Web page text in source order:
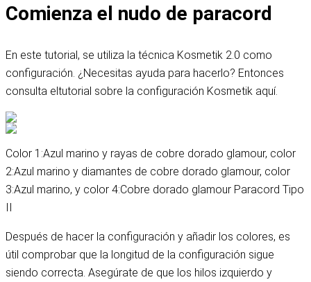
Comienza el nudo de paracord
En este tutorial, se utiliza la técnica Kosmetik 2.0 como
configuración. ¿Necesitas ayuda para hacerlo? Entonces
consulta eltutorial sobre la configuración Kosmetik aquí.
Color 1:Azul marino y rayas de cobre dorado glamour, color
2:Azul marino y diamantes de cobre dorado glamour, color
3:Azul marino, y color 4:Cobre dorado glamour Paracord Tipo
II
Después de hacer la configuración y añadir los colores, es
útil comprobar que la longitud de la configuración sigue
siendo correcta. Asegúrate de que los hilos izquierdo y